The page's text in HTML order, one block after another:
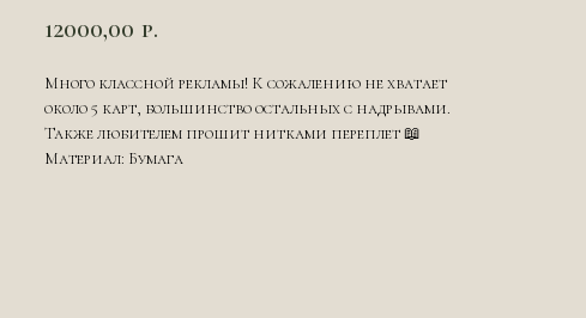
12000,00 р.
Много классной рекламы! К сожалению не хватает
около 5 карт, большинство остальных с надрывами.
Также любителем прошит нитками переплет 📖
Материал: Бумага